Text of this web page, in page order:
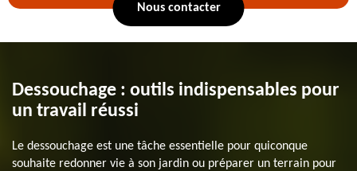
Nous contacter
Dessouchage : outils indispensables pour
un travail réussi
Le dessouchage est une tâche essentielle pour quiconque
souhaite redonner vie à son jardin ou préparer un terrain pour